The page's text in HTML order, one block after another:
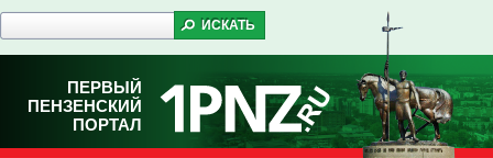
ПЕРВЫЙ
ПЕНЗЕНСКИЙ
ПОРТАЛ